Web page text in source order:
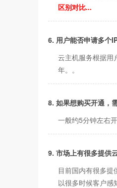
区别对比...
6. 用户能否申请多个
云主机服务根据用
年。。
8. 如果想购买开通，
一般约5分钟左右
9. 市场上有很多提供
目前国内有很多提
以很多时候客户感